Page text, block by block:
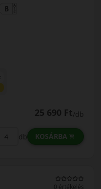
25 690 Ft/db
db KOSÁRBA
0 értékelés